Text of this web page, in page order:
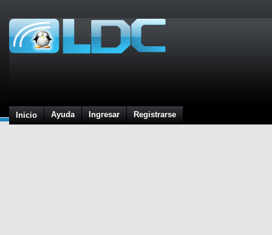
Inicio Ayuda Ingresar Registrarse